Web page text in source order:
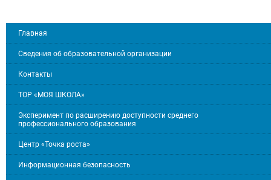
Главная
Сведения об образовательной организации
Контакты
ТОР «МОЯ ШКОЛА»
Эксперимент по расширению доступности среднего
профессионального образования
Центр «Точка роста»
Информационная безопасность